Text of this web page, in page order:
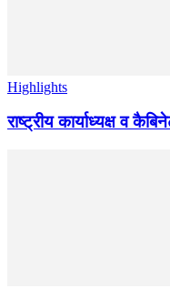
Highlights
राष्ट्रीय कार्याध्यक्ष व